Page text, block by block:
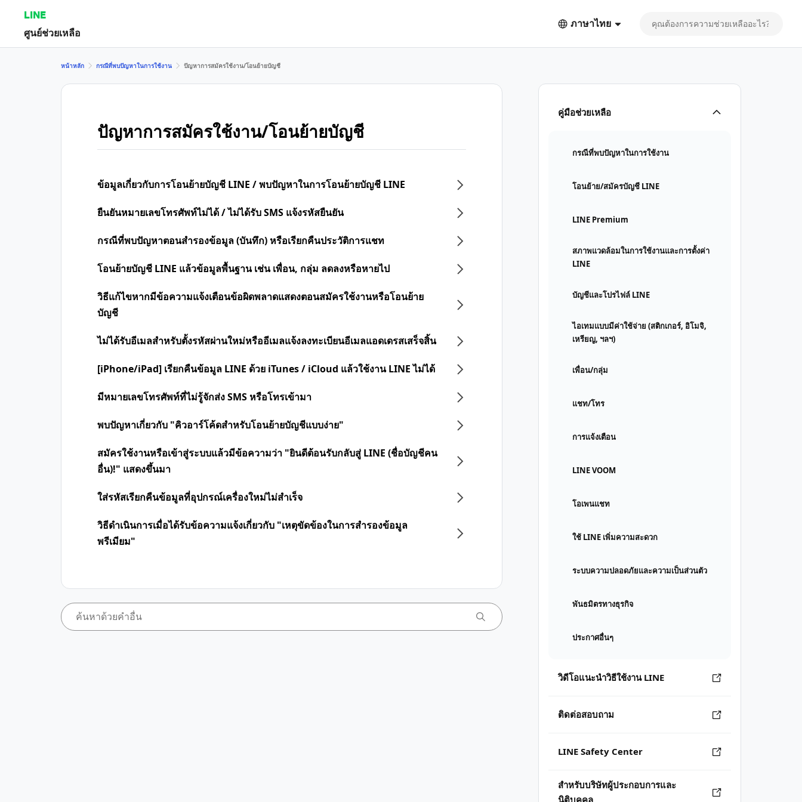
LINE
ศูนย์ช่วยเหลือ
ภาษาไทย
คู่มือช่วยเหลือ
กรณีที่พบปัญหาในการใช้งาน
โอนย้าย/สมัครบัญชี LINE
LINE Premium
สภาพแวดล้อมในการใช้งานและการตั้งค่า
LINE
บัญชีและโปรไฟล์ LINE
ไอเทมแบบมีค่าใช้จ่าย (สติกเกอร์, อิโมจิ,
เหรียญ, ฯลฯ)
เพื่อน/กลุ่ม
แชท/โทร
การแจ้งเตือน
LINE VOOM
โอเพนแชท
ใช้ LINE เพิ่มความสะดวก
ระบบความปลอดภัยและความเป็นส่วนตัว
พันธมิตรทางธุรกิจ
ประกาศอื่นๆ
วิดีโอแนะนำวิธีใช้งาน LINE
ติดต่อสอบถาม
LINE Safety Center
สำหรับบริษัทผู้ประกอบการและ
นิติบุคคล
หน้าหลัก กรณีที่พบปัญหาในการใช้งาน ปัญหาการสมัครใช้งาน/โอนย้ายบัญชี
ปัญหาการสมัครใช้งาน/โอนย้ายบัญชี
ข้อมูลเกี่ยวกับการโอนย้ายบัญชี LINE / พบปัญหาในการโอนย้ายบัญชี LINE
ยืนยันหมายเลขโทรศัพท์ไม่ได้ / ไม่ได้รับ SMS แจ้งรหัสยืนยัน
กรณีที่พบปัญหาตอนสำรองข้อมูล (บันทึก) หรือเรียกคืนประวัติการแชท
โอนย้ายบัญชี LINE แล้วข้อมูลพื้นฐาน เช่น เพื่อน, กลุ่ม ลดลงหรือหายไป
วิธีแก้ไขหากมีข้อความแจ้งเตือนข้อผิดพลาดแสดงตอนสมัครใช้งานหรือโอนย้าย
บัญชี
ไม่ได้รับอีเมลสำหรับตั้งรหัสผ่านใหม่หรืออีเมลแจ้งลงทะเบียนอีเมลแอดเดรสเสร็จสิ้น
[iPhone/iPad] เรียกคืนข้อมูล LINE ด้วย iTunes / iCloud แล้วใช้งาน LINE ไม่ได้
มีหมายเลขโทรศัพท์ที่ไม่รู้จักส่ง SMS หรือโทรเข้ามา
พบปัญหาเกี่ยวกับ "คิวอาร์โค้ดสำหรับโอนย้ายบัญชีแบบง่าย"
สมัครใช้งานหรือเข้าสู่ระบบแล้วมีข้อความว่า "ยินดีต้อนรับกลับสู่ LINE (ชื่อบัญชีคน
อื่น)!" แสดงขึ้นมา
ใส่รหัสเรียกคืนข้อมูลที่อุปกรณ์เครื่องใหม่ไม่สำเร็จ
วิธีดำเนินการเมื่อได้รับข้อความแจ้งเกี่ยวกับ "เหตุขัดข้องในการสำรองข้อมูล
พรีเมียม"